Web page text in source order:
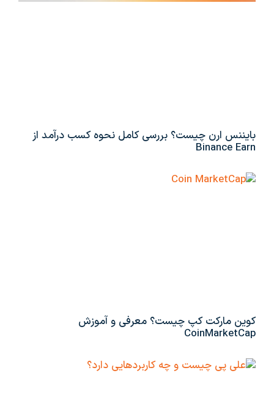
بایننس ارن چیست؟ بررسی کامل نحوه کسب درآمد از
Binance Earn
کوین مارکت کپ چیست؟ معرفی و آموزش
CoinMarketCap